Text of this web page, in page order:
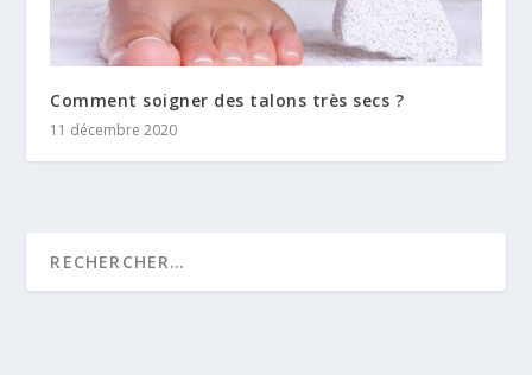
Comment soigner des talons très secs ?
11 décembre 2020